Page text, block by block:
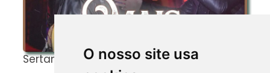
O nosso site usa
Sertanejos de Verdade!